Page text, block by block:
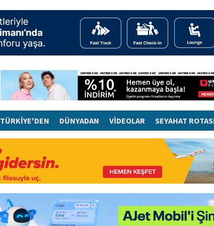
TÜRKİYE'DEN DÜNYADAN VİDEOLAR SEYAHAT